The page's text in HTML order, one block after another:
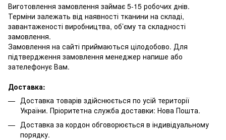
Виготовлення замовлення займає 5-15 робочих днів.
Терміни залежать від наявності тканини на складі,
завантаженості виробництва, об’єму та складності
замовлення.
Замовлення на сайті приймаються цілодобово. Для
підтвердження замовлення менеджер напише або
зателефонує Вам.
Доставка:
Доставка товарів здійснюється по усій території
України. Пріоритетна служба доставки: Нова Пошта.
Доставка за кордон обговорюється в індивідуальному
порядку.